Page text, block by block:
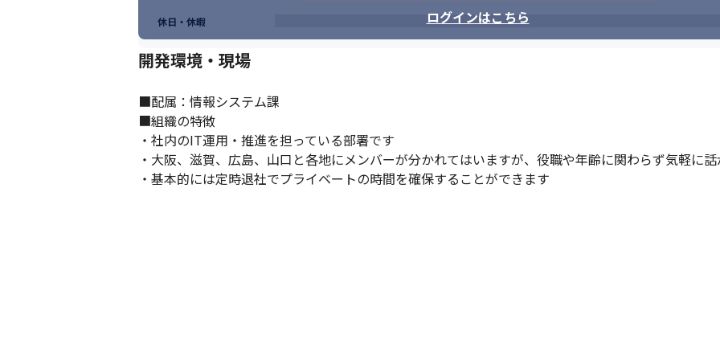
ログインはこちら
休日・休暇
開発環境・現場
■配属：情報システム課
■組織の特徴
・社内のIT運用・推進を担っている部署です
・大阪、滋賀、広島、山口と各地にメンバーが分かれてはいますが、役職や年齢に関わらず気軽に
・基本的には定時退社でプライベートの時間を確保することができます